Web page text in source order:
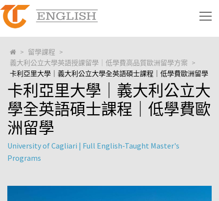
> 留學課程 >
義大利公立大學英語授課留學｜低學費高品質歐洲留學方案 >
卡利亞里大學｜義大利公立大學全英語碩士課程｜低學費歐洲留學
卡利亞里大學｜義大利公立大
學全英語碩士課程｜低學費歐
洲留學
University of Cagliari | Full English-Taught Master's
Programs